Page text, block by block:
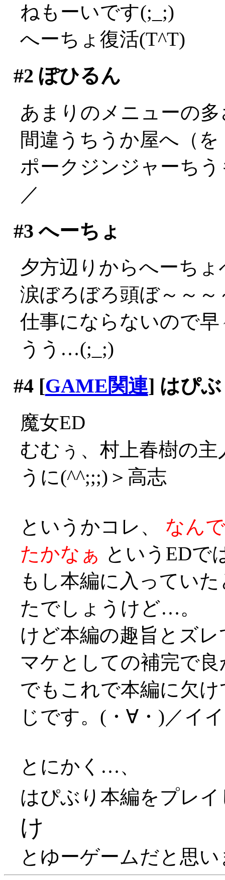
ねもーいです(;_;)
へーちょ復活(T^T)
#2 ぽひるん
あまりのメニューの
間違うちうか屋へ（を
ポークジンジャーち
／
#3 へーちょ
夕方辺りからへーち
涙ぼろぼろ頭ぼ～～～
仕事にならないので
うう…(;_;)
#4[GAME関連] はぴ
魔女ED
むむぅ、村上春樹の
うに(^^;;;)＞高志
というかコレ、 なん
たかなぁ というEDで
もし本編に入ってい
たでしょうけど…。
けど本編の趣旨とズ
マケとしての補完で
でもこれで本編に欠
じです。(・∀・)／イ
とにかく…、
はぴぶり本編をプレ
け
とゆーゲームだと思